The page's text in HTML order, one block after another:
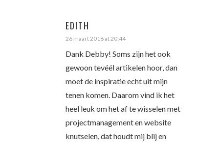
EDITH
26 maart 2016 at 20:44
Dank Debby! Soms zijn het ook
gewoon tevéél artikelen hoor, dan
moet de inspiratie echt uit mijn
tenen komen. Daarom vind ik het
heel leuk om het af te wisselen met
projectmanagement en website
knutselen, dat houdt mij blij en